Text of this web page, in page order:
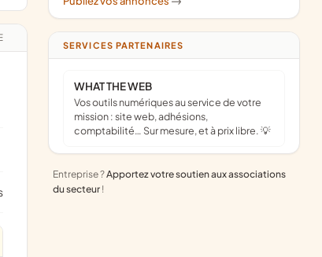
SERVICES PARTENAIRES
WHAT THE WEB
Vos outils numériques au service de votre
mission : site web, adhésions,
comptabilité… Sur mesure, et à prix libre. 💡
Entreprise ?Apportez votre soutien aux associations
du secteur !